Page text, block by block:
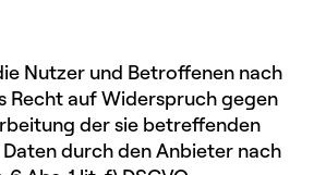
Nutzer und Betroffenen nach
Recht auf Widerspruch gegen
der sie betreffenden
durch den Anbieter nach